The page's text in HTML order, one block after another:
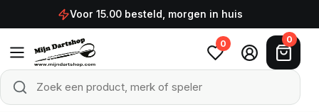
Ga naar de inhoudVoor 15.00 besteld, morgen in huis
Zoek een product, merk of speler
Zoeken
0 0